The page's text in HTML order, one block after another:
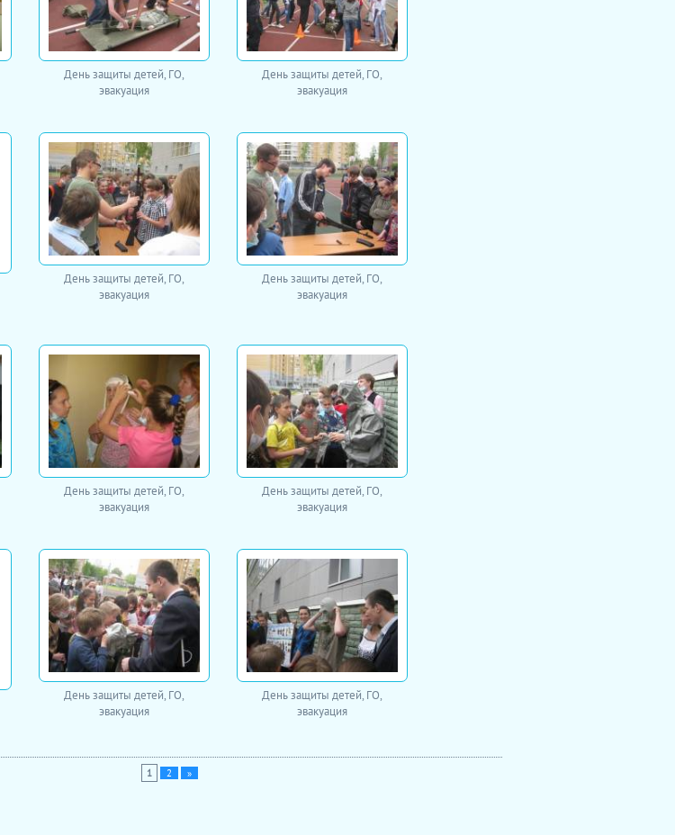
День защиты детей, ГО,
эвакуация
День защиты детей, ГО,
эвакуация
День защиты детей, ГО,
эвакуация
День защиты детей, ГО,
эвакуация
День защиты детей, ГО,
эвакуация
День защиты детей, ГО,
эвакуация
День защиты детей, ГО,
эвакуация
День защиты детей, ГО,
эвакуация
1 2 »